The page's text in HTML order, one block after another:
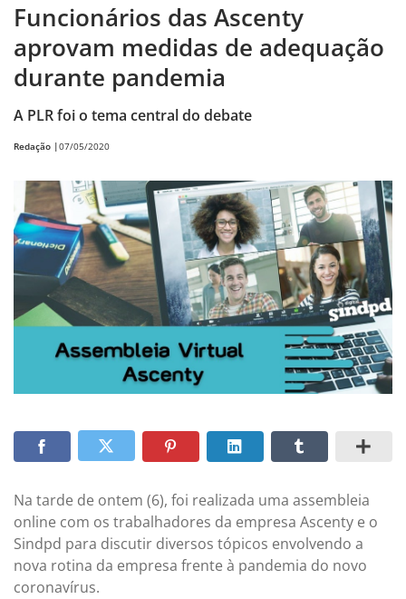
Funcionários das Ascenty
aprovam medidas de adequação
durante pandemia
A PLR foi o tema central do debate
Redação |07/05/2020
Na tarde de ontem (6), foi realizada uma assembleia
online com os trabalhadores da empresa Ascenty e o
Sindpd para discutir diversos tópicos envolvendo a
nova rotina da empresa frente à pandemia do novo
coronavírus.